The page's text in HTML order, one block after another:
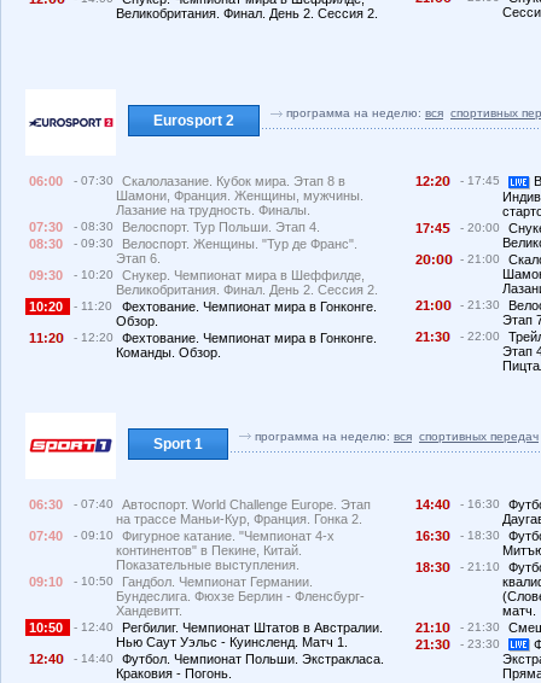
Великобритания. Финал. День 2. Сессия 2.
Eurosport 2 программа на неделю: вся спортивных
06:00 - 07:30
Скалолазание. Кубок мира. Этап 8 в
Шамони, Франция. Женщины, мужчины.
Лазание на трудность. Финалы.
07:30
- 08:30
Велоспорт. Тур Польши. Этап 4.
08:30
- 09:30
Велоспорт. Женщины. "Тур де Франс".
Этап 6.
09:30
- 10:20
Снукер. Чемпионат мира в Шеффилде,
Великобритания. Финал. День 2. Сессия 2.
10:20
- 11:20
Фехтование. Чемпионат мира в Гонконге.
Обзор.
11:2
- 12:20
Фехтование. Чемпионат мира в Гонконге.
Команды. Обзор.
12:2 - 17:45
17:4
- 20:00
2
: - 21:00
21:
- 21:30
Этап
21:3
- 22:00
Этап
Sport 1 программа на неделю: вся спортивных передач
06:30 - 07:40
Автоспорт. World Challenge Europe. Этап
на трассе Маньи-Кур, Франция. Гонка 2.
07:40
- 09:10
Фигурное катание. "Чемпионат 4-х
континентов" в Пекине, Китай.
Показательные выступления.
09:10
- 10:50
Гандбол. Чемпионат Германии.
Бундеслига. Фюхзе Берлин - Фленсбург-
Хандевитт.
10:50
- 12:40
Регбилиг. Чемпионат Штатов в Австралии.
Нью Саут Уэльс - Куинсленд. Матч 1.
12:4
- 14:40
Футбол. Чемпионат Польши. Экстракласа.
Краковия - Погонь.
14:4 - 16:30
16:3
- 18:30
18:3
- 21:10
матч.
21:1
- 21:30
21:3
- 23:30